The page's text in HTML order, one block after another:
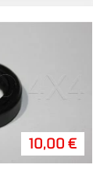
10,00 €